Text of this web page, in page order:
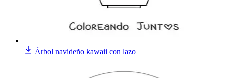
Árbol navideño kawaii con lazo